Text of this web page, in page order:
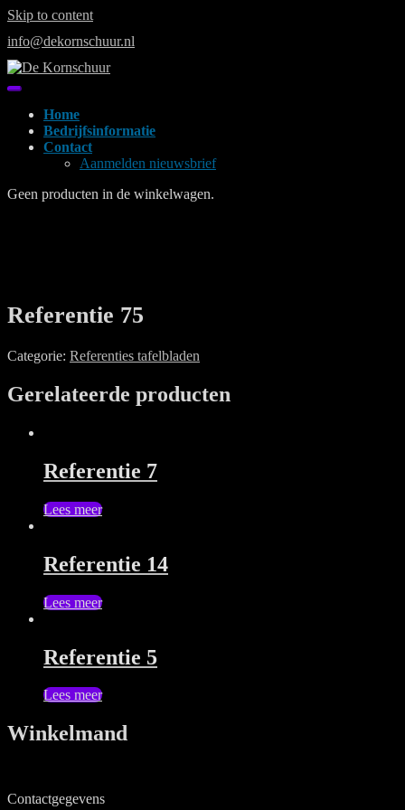
Skip to content
info@dekornschuur.nl
Home
Bedrijfsinformatie
Contact
Aanmelden nieuwsbrief
Geen producten in de winkelwagen.
Referentie 75
Categorie: Referenties tafelbladen
Gerelateerde producten
Referentie 7
Lees meer
Referentie 14
Lees meer
Referentie 5
Lees meer
Winkelmand
Contactgegevens